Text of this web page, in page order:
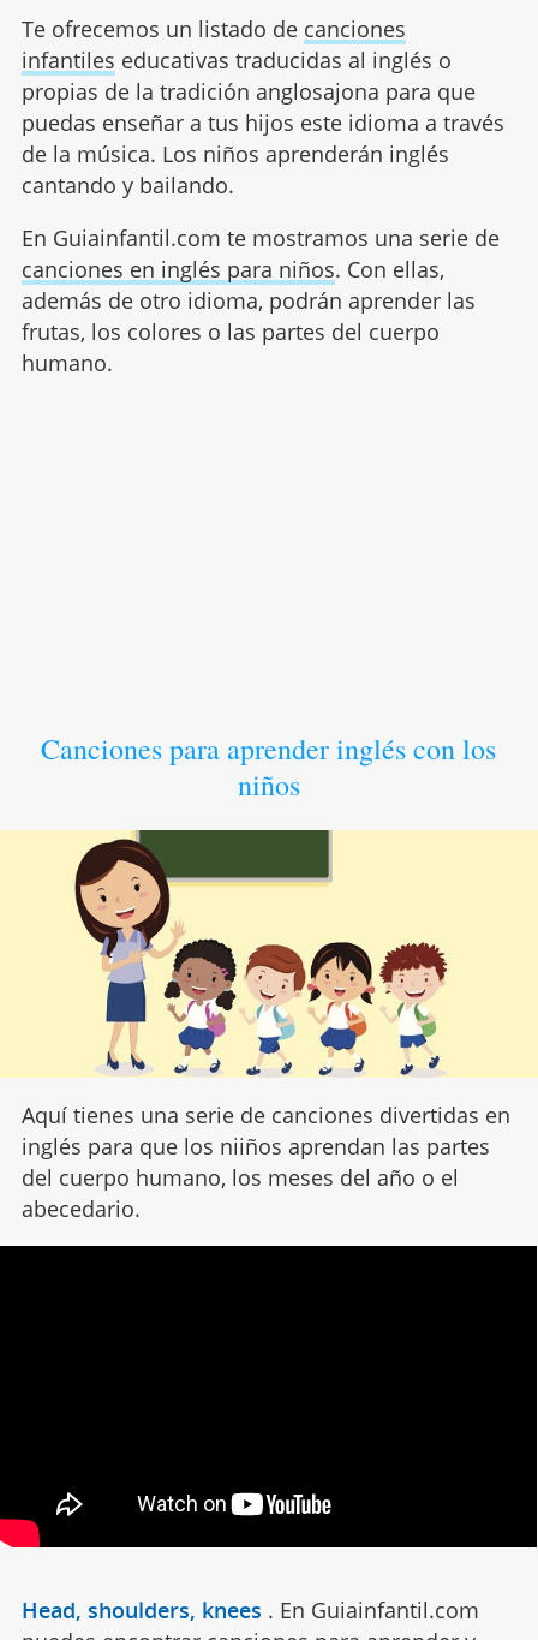
Te ofrecemos un listado de canciones
infantiles educativas traducidas al inglés o
propias de la tradición anglosajona para que
puedas enseñar a tus hijos este idioma a través
de la música. Los niños aprenderán inglés
cantando y bailando.
En Guiainfantil.com te mostramos una serie de
canciones en inglés para niños. Con ellas,
además de otro idioma, podrán aprender las
frutas, los colores o las partes del cuerpo
humano.
Canciones para aprender inglés con los
niños
Aquí tienes una serie de canciones divertidas en
inglés para que los niiños aprendan las partes
del cuerpo humano, los meses del año o el
abecedario.
Head, shoulders, knees . En Guiainfantil.com